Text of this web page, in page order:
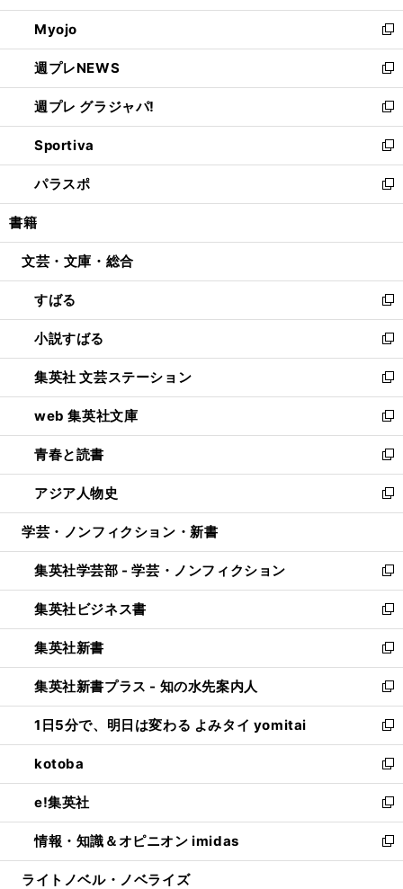
開
く
ウ
で
開
く
ン
ド
ウ
で
開
く
ウ
ィ
ン
ド
ウ
で
開
く
Myojo
新
し
い
ウ
ィ
ン
ド
ウ
で
開
週プレNEWS
新
し
い
ウ
ィ
ン
ド
ウ
開
週プレ グラジャパ!
新
し
い
ウ
ィ
ン
ウ
開
く
Sportiva
新
し
い
ウ
ン
ウ
で
開
く
パラスポ
新
し
ウ
ン
ド
ウ
で
開
く
書籍
文芸・文庫・総合
すばる
新
し
い
ウ
ィ
ン
ド
ウ
で
開
く
小説すばる
新
し
い
ウ
ィ
ン
ド
ウ
で
開
集英社 文芸ステーション
新
し
い
ウ
ィ
ン
ド
ウ
開
く
web 集英社文庫
新
し
い
ウ
ィ
ン
ウ
で
開
く
青春と読書
新
し
い
ウ
ン
ド
ウ
で
開
く
アジア人物史
新
し
ウ
ィ
ン
ド
ウ
で
開
く
学芸・ノンフィクション・新書
集英社学芸部 - 学芸・ノンフィクション
新
し
い
ウ
ィ
ン
ド
ウ
で
開
く
集英社ビジネス書
新
し
い
ウ
ィ
ン
ド
ウ
で
開
く
集英社新書
新
し
い
ウ
ィ
ン
ド
ウ
で
開
く
集英社新書プラス - 知の水先案内人
新
し
い
ウ
ィ
ン
ド
ウ
で
開
1日5分で、明日は変わる よみタイ yomitai
新
し
い
ウ
ィ
ン
ド
ウ
kotoba
新
し
い
ウ
ィ
ン
e!集英社
新
し
い
ウ
情報・知識＆オピニオン imidas
新
し
ライトノベル・ノベライズ